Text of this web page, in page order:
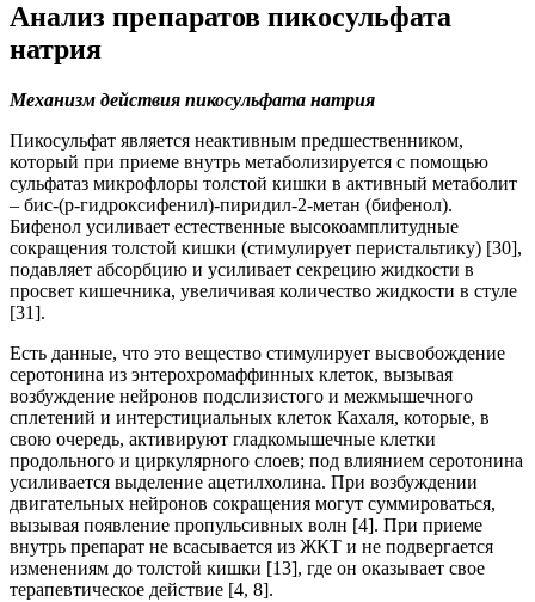
Анализ препаратов пикосульфата
натрия
Механизм действия пикосульфата натрия
Пикосульфат является неактивным предшественником,
который при приеме внутрь метаболизируется с помощью
сульфатаз микрофлоры толстой кишки в активный метаболит
– бис-(р-гидроксифенил)-пиридил-2-метан (бифенол).
Бифенол усиливает естественные высокоамплитудные
сокращения толстой кишки (стимулирует перистальтику) [30],
подавляет абсорбцию и усиливает секрецию жидкости в
просвет кишечника, увеличивая количество жидкости в стуле
[31].
Есть данные, что это вещество стимулирует высвобождение
серотонина из энтерохромаффинных клеток, вызывая
возбуждение нейронов подслизистого и межмышечного
сплетений и интерстициальных клеток Кахаля, которые, в
свою очередь, активируют гладкомышечные клетки
продольного и циркулярного слоев; под влиянием серотонина
усиливается выделение ацетилхолина. При возбуждении
двигательных нейронов сокращения могут суммироваться,
вызывая появление пропульсивных волн [4]. При приеме
внутрь препарат не всасывается из ЖКТ и не подвергается
изменениям до толстой кишки [13], где он оказывает свое
терапевтическое действие [4, 8].